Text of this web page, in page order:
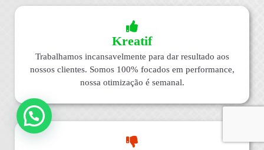
Kreatif
Trabalhamos incansavelmente para dar resultado aos
nossos clientes. Somos 100% focados em performance,
nossa otimização é semanal.